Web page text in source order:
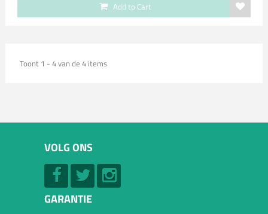
Add to Cart
Toont 1 - 4 van de 4 items
VOLG ONS
GARANTIE